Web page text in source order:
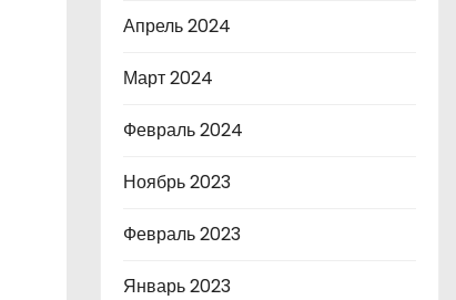
Апрель 2024
Март 2024
Февраль 2024
Ноябрь 2023
Февраль 2023
Январь 2023